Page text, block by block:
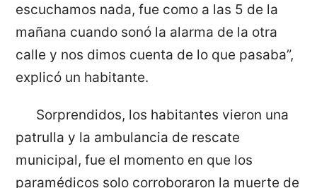
escuchamos nada, fue como a las 5 de la
mañana cuando sonó la alarma de la otra
calle y nos dimos cuenta de lo que pasaba”,
explicó un habitante.
Sorprendidos, los habitantes vieron una
patrulla y la ambulancia de rescate
municipal, fue el momento en que los
paramédicos solo corroboraron la muerte de